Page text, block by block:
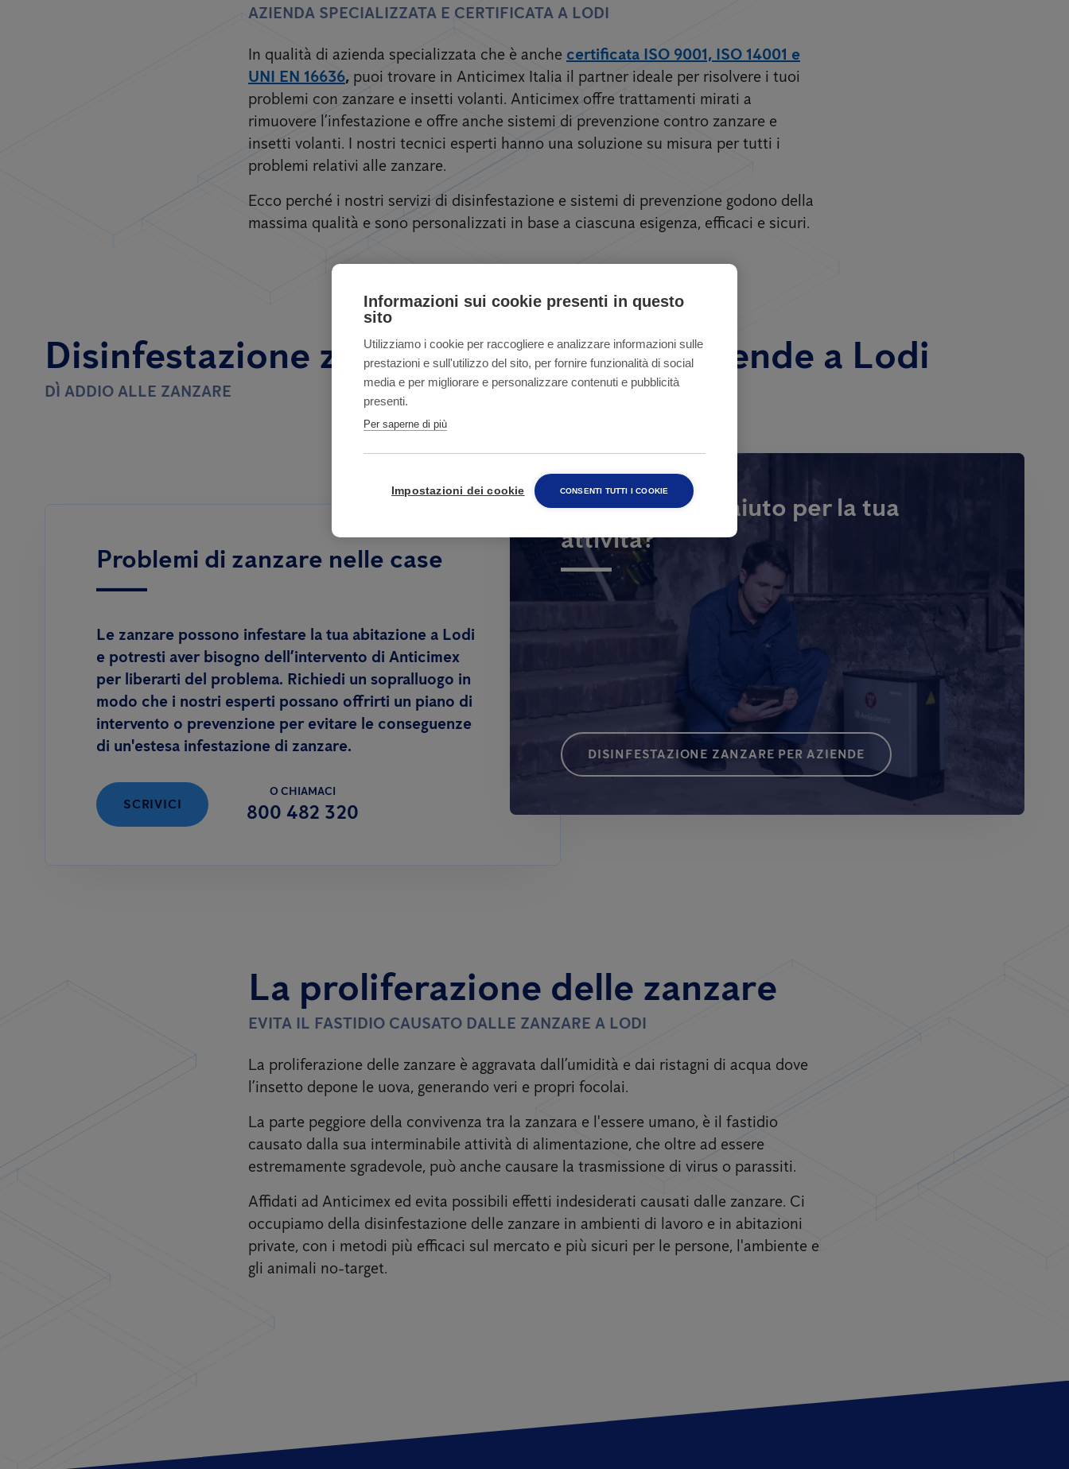
AZIENDA SPECIALIZZATA E CERTIFICATA A LODI
In qualità di azienda specializzata che è anche certificata ISO 9001, ISO 14001 e
UNI EN 16636, puoi trovare in Anticimex Italia il partner ideale per risolvere i tuoi
problemi con zanzare e insetti volanti. Anticimex offre trattamenti mirati a
rimuovere l’infestazione e offre anche sistemi di prevenzione contro zanzare e
insetti volanti. I nostri tecnici esperti hanno una soluzione su misura per tutti i
problemi relativi alle zanzare.
Ecco perché i nostri servizi di disinfestazione e sistemi di prevenzione godono della
massima qualità e sono personalizzati in base a ciascuna esigenza, efficaci e sicuri.
Disinfestazione zanzare per privati ​​e aziende a Lodi
DÌ ADDIO ALLE ZANZARE
Problemi di zanzare nelle case
Le zanzare possono infestare la tua abitazione a Lodi
e potresti aver bisogno dell’intervento di Anticimex
per liberarti del problema. Richiedi un sopralluogo in
modo che i nostri esperti possano offrirti un piano di
intervento o prevenzione per evitare le conseguenze
di un'estesa infestazione di zanzare.
SCRIVICI
O CHIAMACI
800 482 320
Hai bisogno di aiuto per la tua
attività?
DISINFESTAZIONE ZANZARE PER AZIENDE
La proliferazione delle zanzare
EVITA IL FASTIDIO CAUSATO DALLE ZANZARE A LODI
La proliferazione delle zanzare è aggravata dall’umidità e dai ristagni di acqua dove
l’insetto depone le uova, generando veri e propri focolai.
La parte peggiore della convivenza tra la zanzara e l'essere umano, è il fastidio
causato dalla sua interminabile attività di alimentazione, che oltre ad essere
estremamente sgradevole, può anche causare la trasmissione di virus o parassiti.
Affidati ad Anticimex ed evita possibili effetti indesiderati causati dalle zanzare. Ci
occupiamo della disinfestazione delle zanzare in ambienti di lavoro e in abitazioni
private, con i metodi più efficaci sul mercato e più sicuri per le persone, l'ambiente e
gli animali no-target.
Informazioni sui cookie presenti in questo
sito
Utilizziamo i cookie per raccogliere e analizzare informazioni sulle
prestazioni e sull'utilizzo del sito, per fornire funzionalità di social
media e per migliorare e personalizzare contenuti e pubblicità
presenti.
Per saperne di più
Impostazioni dei cookie CONSENTI TUTTI I COOKIE